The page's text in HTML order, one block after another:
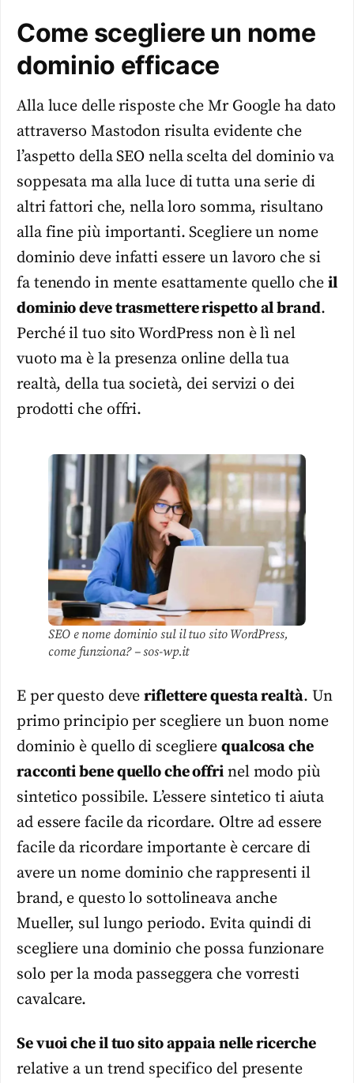
Come scegliere un nome
dominio efficace
Alla luce delle risposte che Mr Google ha dato
attraverso Mastodon risulta evidente che
l’aspetto della SEO nella scelta del dominio va
soppesata ma alla luce di tutta una serie di
altri fattori che, nella loro somma, risultano
alla fine più importanti. Scegliere un nome
dominio deve infatti essere un lavoro che si
fa tenendo in mente esattamente quello che il
dominio deve trasmettere rispetto al brand.
Perché il tuo sito WordPress non è lì nel
vuoto ma è la presenza online della tua
realtà, della tua società, dei servizi o dei
prodotti che offri.
SEO e nome dominio sul il tuo sito WordPress,
come funziona? – sos-wp.it
E per questo deveriflettere questa realtà. Un
primo principio per scegliere un buon nome
dominio è quello di scegliere qualcosa che
racconti bene quello che offri nel modo più
sintetico possibile. L’essere sintetico ti aiuta
ad essere facile da ricordare. Oltre ad essere
facile da ricordare importante è cercare di
avere un nome dominio che rappresenti il
brand, e questo lo sottolineava anche
Mueller, sul lungo periodo. Evita quindi di
scegliere una dominio che possa funzionare
solo per la moda passeggera che vorresti
cavalcare.
Se vuoi che il tuo sito appaia nelle ricerche
relative a un trend specifico del presente